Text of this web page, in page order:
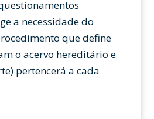
a necessidade do
que define
o acervo hereditário e
pertencerá a cada